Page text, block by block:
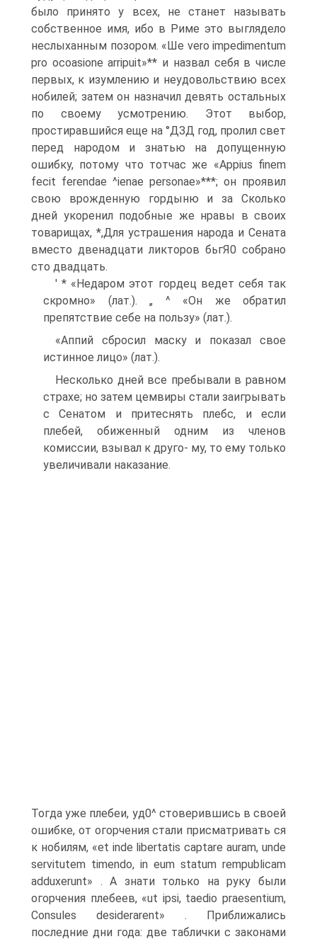
было принято у всех, не станет называть
собственное имя, ибо в Риме это выглядело
неслыханным позором. «Ше vero impedimentum
pro ocoasione arripuit»** и назвал себя в числе
первых, к изумлению и неудовольствию всех
нобилей; затем он назначил девять остальных
по своему усмотрению. Этот выбор,
простиравшийся еще на °ДЗД год, пролил свет
перед народом и знатью на допущенную
ошибку, потому что тотчас же «Appius finem
fecit ferendae ^ienae personae»***; он проявил
свою врожденную гордыню и за Сколько
дней укоренил подобные же нравы в своих
товарищах, *,Для устрашения народа и Сената
вместо двенадцати ликторов бьгЯ0 собрано
сто двадцать.
' * «Недаром этот гордец ведет себя так
скромно» (лат.). „ ^ «Он же обратил
препятствие себе на пользу» (лат.).
«Аппий сбросил маску и показал свое
истинное лицо» (лат.).
Несколько дней все пребывали в равном
страхе; но затем цемвиры стали заигрывать
с Сенатом и притеснять плебс, и если
плебей, обиженный одним из членов
комиссии, взывал к друго- му, то ему только
увеличивали наказание.
Тогда уже плебеи, уд0^ стоверившись в своей
ошибке, от огорчения стали присматривать ся
к нобилям, «et inde libertatis captare auram, unde
servitutem timendo, in eum statum rempublicam
adduxerunt» . А знати только на руку были
огорчения плебеев, «ut ipsi, taedio praesentium,
Consules desiderarent» . Приближались
последние дни года: две таблички с законами